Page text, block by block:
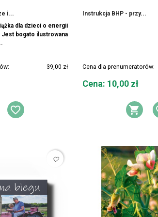
i...
dla dzieci o energii
bogato ilustrowana
39,00 zł
DO KOSZYKA
DODAJ DO LISTY
Instrukcja BHP - przy...
Cena dla prenumeratorów:
Cena
Cena: 10,00 zł
favorite_border